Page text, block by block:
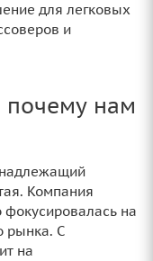
для легковых
и
нам
Компания
фокусировалась на
рынка. С
на